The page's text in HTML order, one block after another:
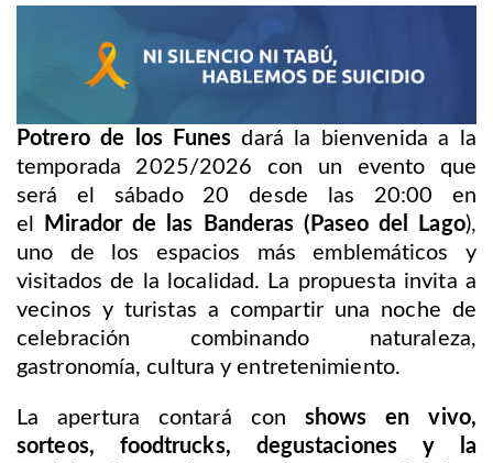
Potrero de los Funesdará la bienvenida a la
temporada 2025/2026 con un evento que
será el sábado 20 desde las 20:00 en
el
Mirador de las Banderas (Paseo del Lago),
uno de los espacios más emblemáticos y
visitados de la localidad. La propuesta invita a
vecinos y turistas a compartir una noche de
celebración combinando naturaleza,
gastronomía, cultura y entretenimiento.
La apertura contará con shows en vivo,
sorteos, foodtrucks, degustaciones y la